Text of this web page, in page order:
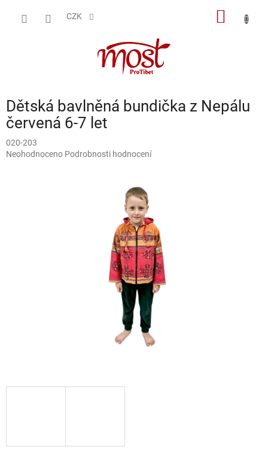
CZK
Dětská bavlněná bundička z Nepálu
červená 6-7 let
020-203
Průměrné
Neohodnoceno Podrobnosti hodnocení